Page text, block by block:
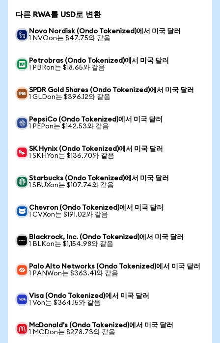
다른 RWA를 USD로 변환
Novo Nordisk (Ondo Tokenized)에서 미국 달러
1 NVOon는 $47.75와 같음
Petrobras (Ondo Tokenized)에서 미국 달러
1 PBRon는 $18.65와 같음
SPDR Gold Shares (Ondo Tokenized)에서 미국 달러
1 GLDon는 $396.12와 같음
PepsiCo (Ondo Tokenized)에서 미국 달러
1 PEPon는 $142.53와 같음
SK Hynix (Ondo Tokenized)에서 미국 달러
1 SKHYon는 $136.70와 같음
Starbucks (Ondo Tokenized)에서 미국 달러
1 SBUXon는 $107.74와 같음
Chevron (Ondo Tokenized)에서 미국 달러
1 CVXon는 $191.02와 같음
Blackrock, Inc. (Ondo Tokenized)에서 미국 달러
1 BLKon는 $1,154.98와 같음
Palo Alto Networks (Ondo Tokenized)에서 미국 달러
1 PANWon는 $363.41와 같음
Visa (Ondo Tokenized)에서 미국 달러
1 Von는 $364.15와 같음
McDonald's (Ondo Tokenized)에서 미국 달러
1 MCDon는 $278.73와 같음